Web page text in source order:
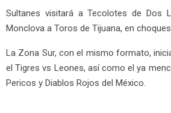
Sultanes visitará a Tecolotes de Dos
Monclova a Toros de Tijuana, en
La Zona Sur, con el mismo formato,
el Tigres vs Leones, así como el ya
Pericos y Diablos Rojos del México.